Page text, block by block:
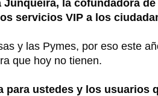
la cofundadora
servicios VIP a los
y las Pymes, por eso este
que hoy no tienen.
para ustedes y los usuarios